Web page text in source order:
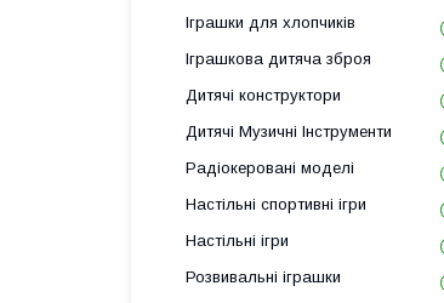
Іграшки для хлопчиків
Іграшкова дитяча зброя
Дитячі конструктори
Дитячі Музичні Інструменти
Радіокеровані моделі
Настільні спортивні ігри
Настільні ігри
Розвивальні іграшки